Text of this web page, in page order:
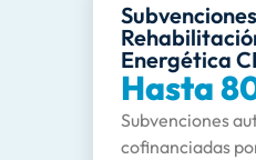
Energética
Hasta
Subvenciones
cofinanciadas